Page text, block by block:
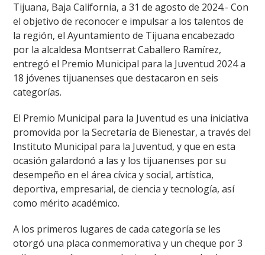
Tijuana, Baja California, a 31 de agosto de 2024.- Con
el objetivo de reconocer e impulsar a los talentos de
la región, el Ayuntamiento de Tijuana encabezado
por la alcaldesa Montserrat Caballero Ramírez,
entregó el Premio Municipal para la Juventud 2024 a
18 jóvenes tijuanenses que destacaron en seis
categorías.
El Premio Municipal para la Juventud es una iniciativa
promovida por la Secretaría de Bienestar, a través del
Instituto Municipal para la Juventud, y que en esta
ocasión galardonó a las y los tijuanenses por su
desempeño en el área cívica y social, artística,
deportiva, empresarial, de ciencia y tecnología, así
como mérito académico.
A los primeros lugares de cada categoría se les
otorgó una placa conmemorativa y un cheque por 3